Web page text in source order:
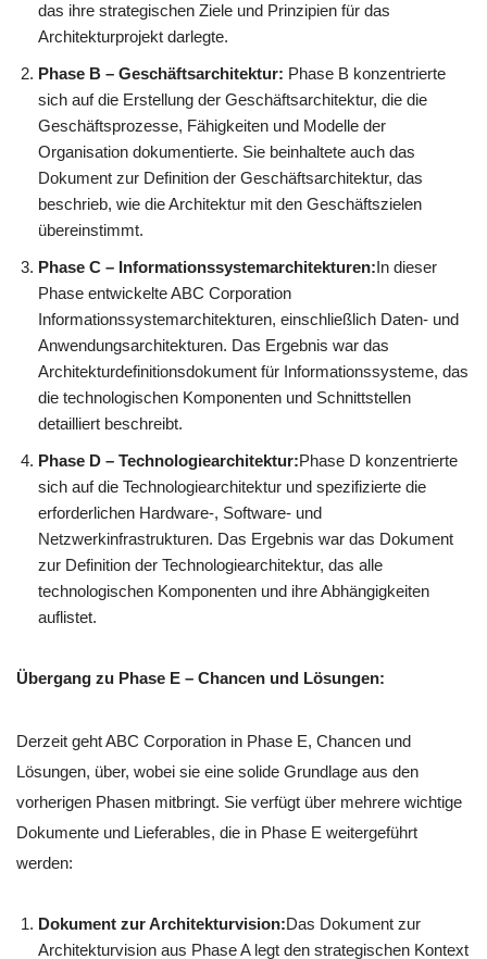
das ihre strategischen Ziele und Prinzipien für das
Architekturprojekt darlegte.
Phase B – Geschäftsarchitektur: Phase B konzentrierte
sich auf die Erstellung der Geschäftsarchitektur, die die
Geschäftsprozesse, Fähigkeiten und Modelle der
Organisation dokumentierte. Sie beinhaltete auch das
Dokument zur Definition der Geschäftsarchitektur, das
beschrieb, wie die Architektur mit den Geschäftszielen
übereinstimmt.
Phase C – Informationssystemarchitekturen:In dieser
Phase entwickelte ABC Corporation
Informationssystemarchitekturen, einschließlich Daten- und
Anwendungsarchitekturen. Das Ergebnis war das
Architekturdefinitionsdokument für Informationssysteme, das
die technologischen Komponenten und Schnittstellen
detailliert beschreibt.
Phase D – Technologiearchitektur:Phase D konzentrierte
sich auf die Technologiearchitektur und spezifizierte die
erforderlichen Hardware-, Software- und
Netzwerkinfrastrukturen. Das Ergebnis war das Dokument
zur Definition der Technologiearchitektur, das alle
technologischen Komponenten und ihre Abhängigkeiten
auflistet.
Übergang zu Phase E – Chancen und Lösungen:
Derzeit geht ABC Corporation in Phase E, Chancen und
Lösungen, über, wobei sie eine solide Grundlage aus den
vorherigen Phasen mitbringt. Sie verfügt über mehrere wichtige
Dokumente und Lieferables, die in Phase E weitergeführt
werden:
Dokument zur Architekturvision:Das Dokument zur
Architekturvision aus Phase A legt den strategischen Kontext